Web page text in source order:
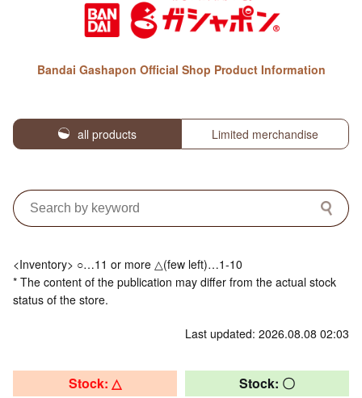
Bandai Gashapon Official Shop Product Information
all products Limited merchandise
<Inventory> ○…11 or more △(few left)…1-10
* The content of the publication may differ from the actual stock
status of the store.
Last updated: 2026.08.08 02:03
Stock: △ Stock: 〇